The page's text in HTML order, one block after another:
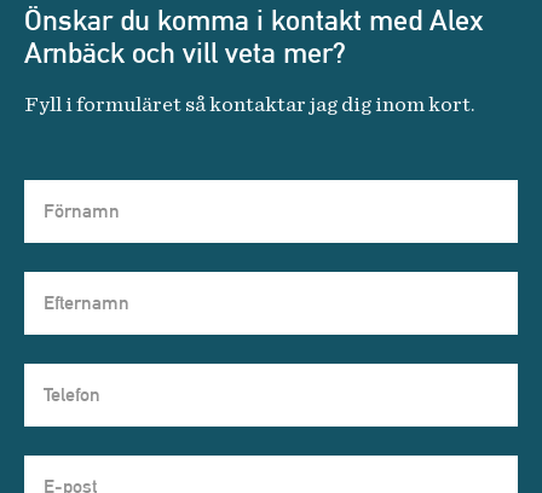
Önskar du komma i kontakt med Alex
Arnbäck och vill veta mer?
Fyll i formuläret så kontaktar jag dig inom kort.